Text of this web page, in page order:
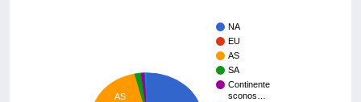
NA
EU
AS
SA
Continente
sconos…
AS